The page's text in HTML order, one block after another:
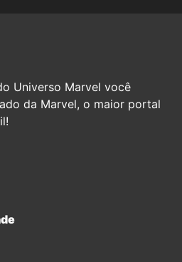
Universo Marvel você
da Marvel, o maior portal